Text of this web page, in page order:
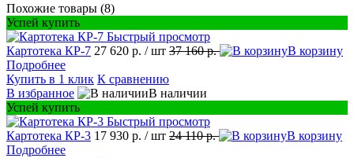
Похожие товары (8)
Успей купить
Быстрый просмотр
Картотека КР-7 27 620 р. / шт 37 160 р.
В корзину
Подробнее
Купить в 1 клик К сравнению
В избранное
В наличии
Успей купить
Быстрый просмотр
Картотека КР-3 17 930 р. / шт 24 110 р.
В корзину
Подробнее